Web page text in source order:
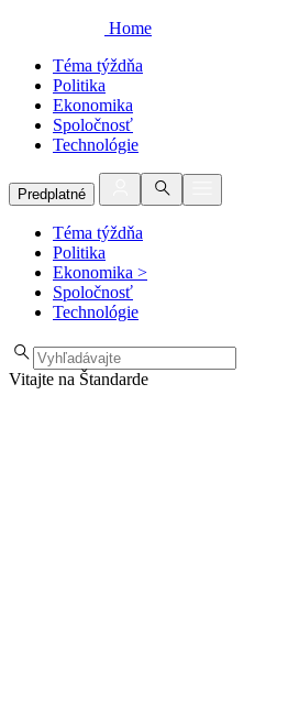
Home
Téma týždňa
Politika
Ekonomika
Spoločnosť
Technológie
Predplatné
Téma týždňa
Politika
Ekonomika >
Spoločnosť
Technológie
Vitajte na Štandarde